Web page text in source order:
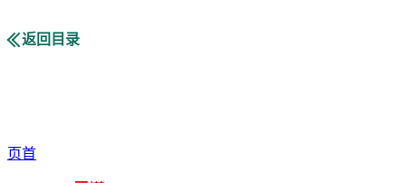
返回目录
页首